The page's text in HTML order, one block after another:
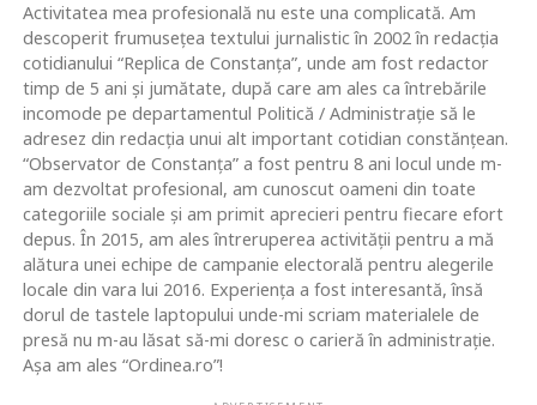
Activitatea mea profesională nu este una complicată. Am
descoperit frumusețea textului jurnalistic în 2002 în redacția
cotidianului “Replica de Constanța”, unde am fost redactor
timp de 5 ani și jumătate, după care am ales ca întrebările
incomode pe departamentul Politică / Administrație să le
adresez din redacția unui alt important cotidian constănțean.
“Observator de Constanța” a fost pentru 8 ani locul unde m-
am dezvoltat profesional, am cunoscut oameni din toate
categoriile sociale și am primit aprecieri pentru fiecare efort
depus. În 2015, am ales întreruperea activității pentru a mă
alătura unei echipe de campanie electorală pentru alegerile
locale din vara lui 2016. Experiența a fost interesantă, însă
dorul de tastele laptopului unde-mi scriam materialele de
presă nu m-au lăsat să-mi doresc o carieră în administrație.
Așa am ales “Ordinea.ro”!